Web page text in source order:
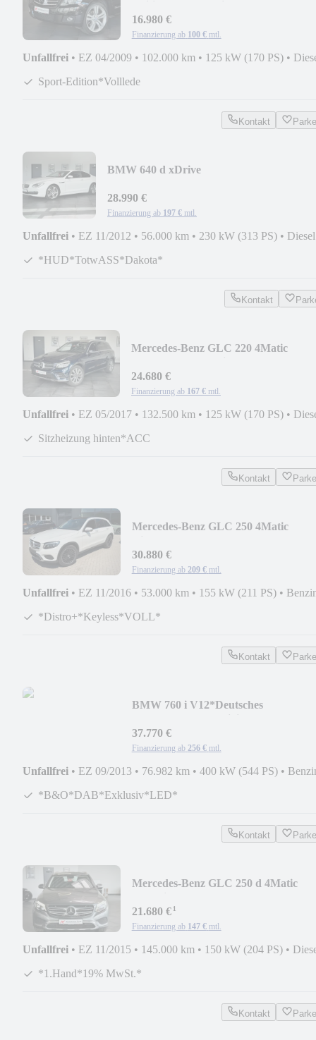
16.980 €
Finanzierung ab 100 € mtl.
Unfallfrei • EZ 04/2009 • 102.000 km • 125 kW (170 PS) •
Sport-Edition*Volllede
Kontakt
BMW 640 d xDrive
28.990 €
Finanzierung ab 197 € mtl.
Unfallfrei • EZ 11/2012 • 56.000 km • 230 kW (313 PS) • Diesel
*HUD*TotwASS*Dakota*
Kontakt
Mercedes-Benz GLC 220 4Matic
24.680 €
Finanzierung ab 167 € mtl.
Unfallfrei • EZ 05/2017 • 132.500 km • 125 kW (170 PS) •
Sitzheizung hinten*ACC
Kontakt
Mercedes-Benz GLC 250 4Matic
30.880 €
Finanzierung ab 209 € mtl.
Unfallfrei • EZ 11/2016 • 53.000 km • 155 kW (211 PS) •
*Distro+*Keyless*VOLL*
Kontakt
BMW 760 i V12*Deutsches
37.770 €
Finanzierung ab 256 € mtl.
Unfallfrei • EZ 09/2013 • 76.982 km • 400 kW (544 PS) •
*B&O*DAB*Exklusiv*LED*
Kontakt
Mercedes-Benz GLC 250 d 4Matic
21.680 €¹
Finanzierung ab 147 € mtl.
Unfallfrei • EZ 11/2015 • 145.000 km • 150 kW (204 PS) •
*1.Hand*19% MwSt.*
Kontakt